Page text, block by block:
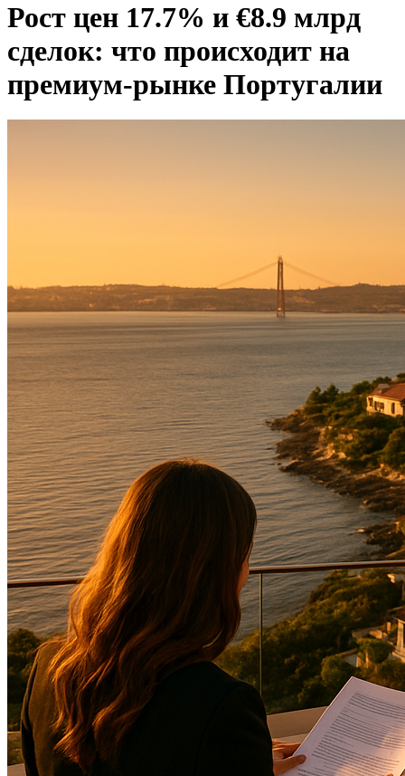
Рост цен 17.7% и €8.9 млрд
сделок: что происходит на
премиум-рынке Португалии